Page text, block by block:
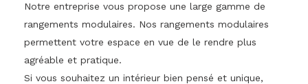
Notre entreprise vous propose une large gamme de
rangements modulaires. Nos rangements modulaires
permettent votre espace en vue de le rendre plus
agréable et pratique.
Si vous souhaitez un intérieur bien pensé et unique,